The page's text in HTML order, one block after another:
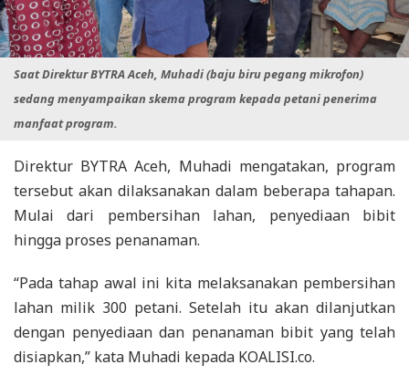
Saat Direktur BYTRA Aceh, Muhadi (baju biru pegang mikrofon)
sedang menyampaikan skema program kepada petani penerima
manfaat program.
Direktur BYTRA Aceh, Muhadi mengatakan, program
tersebut akan dilaksanakan dalam beberapa tahapan.
Mulai dari pembersihan lahan, penyediaan bibit
hingga proses penanaman.
“Pada tahap awal ini kita melaksanakan pembersihan
lahan milik 300 petani. Setelah itu akan dilanjutkan
dengan penyediaan dan penanaman bibit yang telah
disiapkan,” kata Muhadi kepada KOALISI.co.